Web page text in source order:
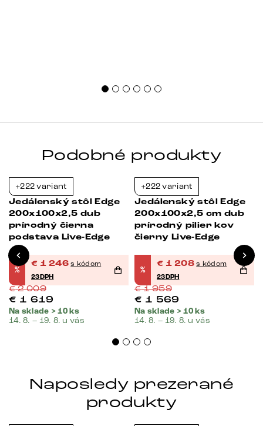
Podobné produkty
+222 variant
Jedálenský stôl Edge
200x100x2,5 dub
prírodný čierna
podstava Live-Edge
%
€ 1 246 s kódom
23DPH
€2 009
€ 1 619
Na sklade > 10 ks
14. 8. – 19. 8. u vás
+222 variant
Jedálenský stôl Edge
200x100x2,5 cm dub
prírodný pilier kov
čierny Live-Edge
%
€ 1 208 s kódom
23DPH
€1 959
€ 1 569
Na sklade > 10 ks
14. 8. – 19. 8. u vás
Naposledy prezerané
produkty